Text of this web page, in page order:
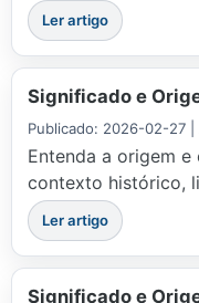
Ler artigo
Significado e
Publicado: 2026-02-27
Entenda a origem
contexto histórico,
Ler artigo
Significado e